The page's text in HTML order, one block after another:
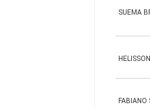
SUEMA
FABIANO